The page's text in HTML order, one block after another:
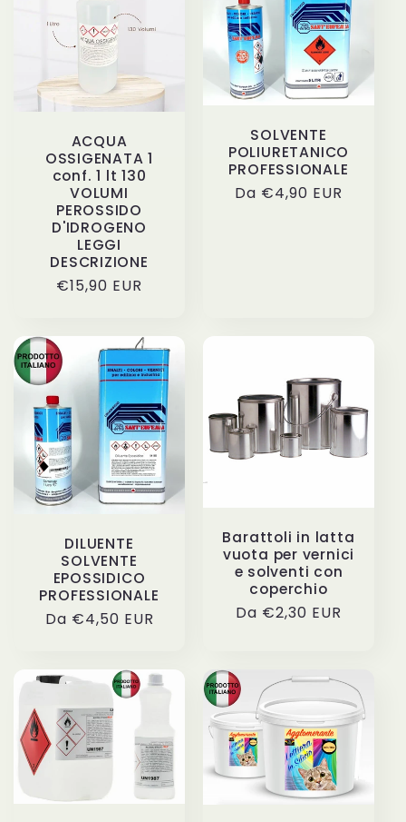
ACQUA
OSSIGENATA 1
conf. 1 lt 130
VOLUMI
PEROSSIDO
D'IDROGENO
LEGGI
DESCRIZIONE
Prezzo
€15,90 EUR
SOLVENTE
POLIURETANICO
PROFESSIONALE
Prezzo
Da €4,90 EUR
DILUENTE
SOLVENTE
EPOSSIDICO
PROFESSIONALE
Prezzo
Da €4,50 EUR
Barattoli in latta
vuota per vernici
e solventi con
coperchio
Prezzo
Da €2,30 EUR